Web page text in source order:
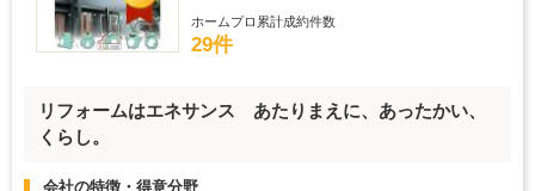
ホームプロ累計成約件数
29件
リフォームはエネサンス あたりまえに、あったかい、
くらし。
会社の特徴・得意分野